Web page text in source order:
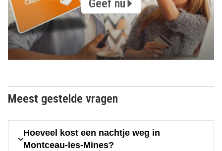
Geef nu
Meest gestelde vragen
Hoeveel kost een nachtje weg in
Montceau-les-Mines?